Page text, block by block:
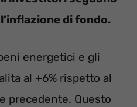
di fondo.
energetici e gli
al +6% rispetto al
precedente. Questo